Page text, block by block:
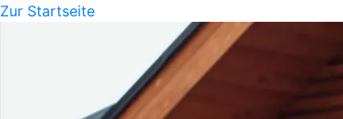
Zur Startseite